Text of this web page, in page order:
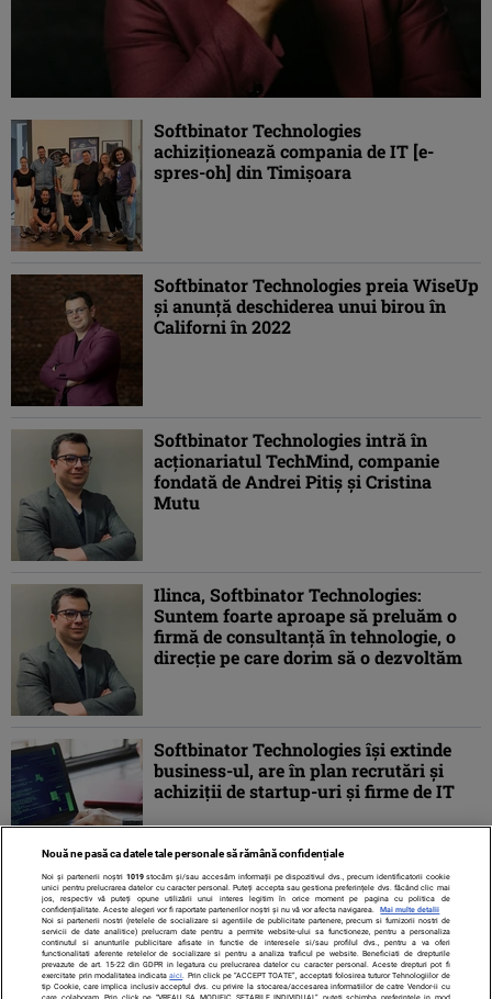
Softbinator Technologies
achiziționează compania de IT [e-
spres-oh] din Timișoara
Softbinator Technologies preia WiseUp
și anunță deschiderea unui birou în
Californi în 2022
Softbinator Technologies intră în
acţionariatul TechMind, companie
fondată de Andrei Pitiș şi Cristina
Mutu
Ilinca, Softbinator Technologies:
Suntem foarte aproape să preluăm o
firmă de consultanţă în tehnologie, o
direcţie pe care dorim să o dezvoltăm
Softbinator Technologies îşi extinde
business-ul, are în plan recrutări şi
achiziţii de startup-uri şi firme de IT
Nouă ne pasă ca datele tale personale să rămână confidențiale
Noi și partenerii noștri 1019stocăm și/sau accesăm informații pe dispozitivul dvs., precum identificatorii cookie
unici pentru prelucrarea datelor cu caracter personal. Puteți accepta sau gestiona preferințele dvs. făcând clic mai
jos, respectiv vă puteți opune utilizării unui interes legitim în orice moment pe pagina cu politica de
confidențialitate. Aceste alegeri vor fi raportate partenerilor noștri și nu vă vor afecta navigarea.
Mai multe detalii
Noi si partenerii nostri (retelele de socializare si agentiile de publicitate partenere, precum si furnizorii nostri de
servicii de date analitice) prelucram date pentru a permite website-ului sa functioneze, pentru a personaliza
continutul si anunturile publicitare afisate in functie de interesele si/sau profilul dvs., pentru a va oferi
functionalitati aferente retelelor de socializare si pentru a analiza traficul pe website. Beneficiati de drepturile
prevazute de art. 15-22 din GDPR in legatura cu prelucrarea datelor cu caracter personal. Aceste drepturi pot fi
exercitate prin modalitatea indicataaici . Prin click pe “ACCEPT TOATE”, acceptati folosirea tuturor Tehnologiilor de
tip Cookie, care implica inclusiv acceptul dvs. cu privire la stocarea/accesarea informatiilor de catre Vendor-ii cu
care colaboram. Prin click pe “VREAU SA MODIFIC SETARILE INDIVIDUAL” puteti schimba preferintele in mod